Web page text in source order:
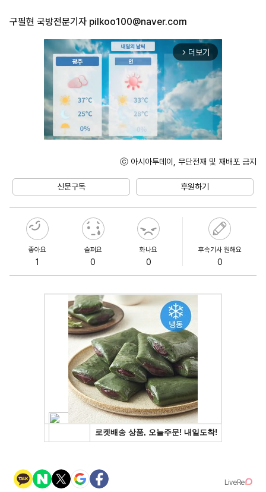
구필현 국방전문기자 pilkoo100@naver.com
arrow_forward_ios 더보기
ⓒ 아시아투데이, 무단전재 및 재배포 금지
신문구독 후원하기
좋아요
1
슬퍼요
0
화나요
0
후속기사 원해요
0